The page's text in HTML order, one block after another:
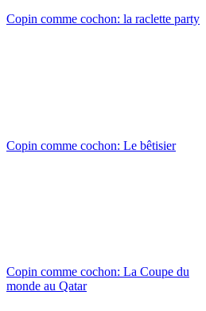
Copin comme cochon: la raclette party
Copin comme cochon: Le bêtisier
Copin comme cochon: La Coupe du
monde au Qatar